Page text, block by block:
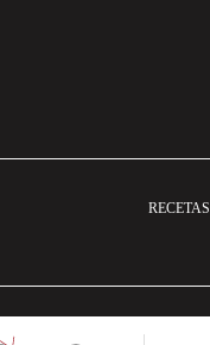
RECETAS